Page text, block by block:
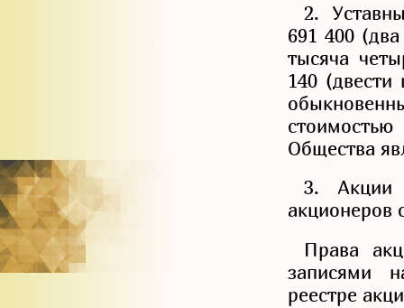
2.
691 400
тысяча
140 (двести
Общества
3. Акции
акционеров
Права
записями
реестре